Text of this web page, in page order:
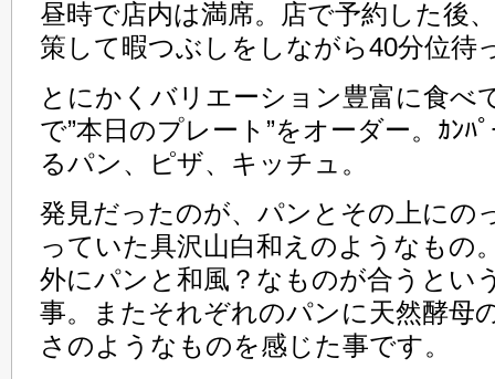
昼時で店内は満席。店で予約した後
策して暇つぶしをしながら40分位待
とにかくバリエーション豊富に食べ
で”本日のプレート”をオーダー。ｶﾝﾊ
るパン、ピザ、キッチュ。
発見だったのが、パンとその上にの
っていた具沢山白和えのようなもの
外にパンと和風？なものが合うとい
事。またそれぞれのパンに天然酵母
さのようなものを感じた事です。